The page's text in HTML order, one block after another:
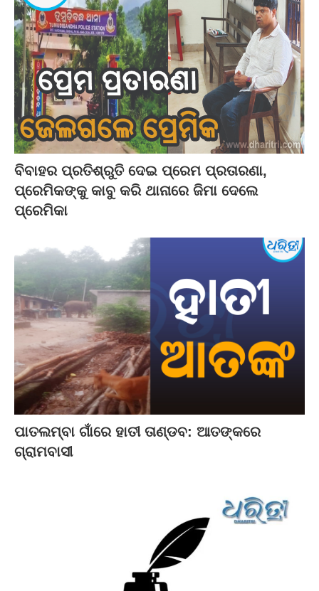
ବିବାହର ପ୍ରତିଶ୍ରୁତି ଦେଇ ପ୍ରେମ ପ୍ରତାରଣା,
ପ୍ରେମିକଙ୍କୁ କାବୁ କରି ଥାନାରେ ଜିମା ଦେଲେ
ପ୍ରେମିକା
ପାତଲମ୍ବା ଗାଁରେ ହାତୀ ତାଣ୍ଡବ: ଆତଙ୍କରେ
ଗ୍ରାମବାସୀ